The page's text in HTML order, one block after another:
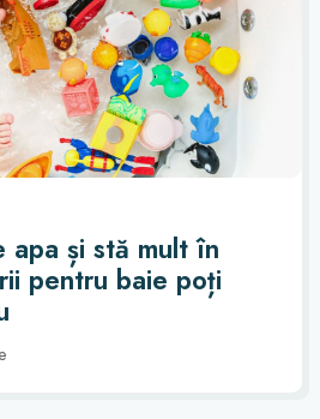
apa și stă mult în
pentru baie poți